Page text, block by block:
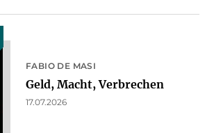
FABIO DE MASI
Geld, Macht, Verbrechen
17.07.2026